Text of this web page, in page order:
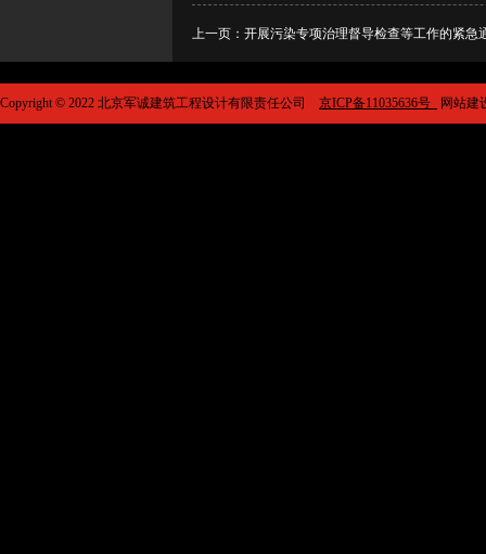
上一页： 开展污染专项治理督导检查等工作的紧急
Copyright © 2022 北京军诚建筑工程设计有限责任公司 京ICP备11035636号 网站建